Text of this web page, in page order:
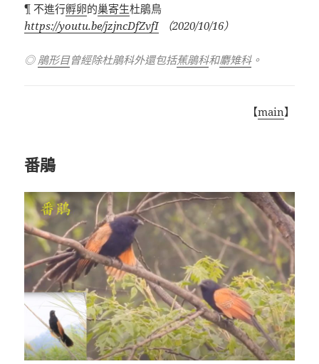
¶ 不進行孵卵的巢寄生杜鵑鳥
https://youtu.be/jzjncDfZvfI
（2020/10/16）
◎ 鵑形目曾經除杜鵑科外還包括蕉鵑科和麝雉科。
【main】
番鵑